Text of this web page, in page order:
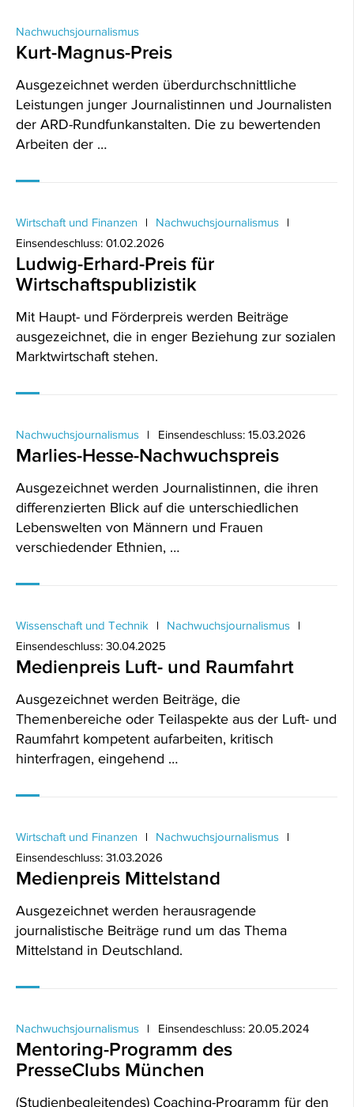
Nachwuchsjournalismus
Kurt-Magnus-Preis
Ausgezeichnet werden überdurchschnittliche
Leistungen junger Journalistinnen und Journalisten
der ARD-Rundfunkanstalten. Die zu bewertenden
Arbeiten der …
Wirtschaft und Finanzen
Nachwuchsjournalismus
Einsendeschluss: 01.02.2026
Ludwig-Erhard-Preis für
Wirtschaftspublizistik
Mit Haupt- und Förderpreis werden Beiträge
ausgezeichnet, die in enger Beziehung zur sozialen
Marktwirtschaft stehen.
Nachwuchsjournalismus Einsendeschluss: 15.03.2026
Marlies-Hesse-Nachwuchspreis
Ausgezeichnet werden Journalistinnen, die ihren
differenzierten Blick auf die unterschiedlichen
Lebenswelten von Männern und Frauen
verschiedender Ethnien, …
Wissenschaft und Technik
Nachwuchsjournalismus
Einsendeschluss: 30.04.2025
Medienpreis Luft- und Raumfahrt
Ausgezeichnet werden Beiträge, die
Themenbereiche oder Teilaspekte aus der Luft- und
Raumfahrt kompetent aufarbeiten, kritisch
hinterfragen, eingehend …
Wirtschaft und Finanzen
Nachwuchsjournalismus
Einsendeschluss: 31.03.2026
Medienpreis Mittelstand
Ausgezeichnet werden herausragende
journalistische Beiträge rund um das Thema
Mittelstand in Deutschland.
Nachwuchsjournalismus Einsendeschluss: 20.05.2024
Mentoring-Programm des
PresseClubs München
(Studienbegleitendes) Coaching-Programm für den